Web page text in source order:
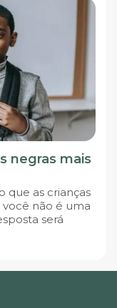
negras mais
que as crianças
você não é uma
será